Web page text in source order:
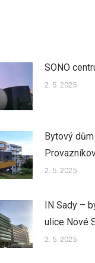
SONO
2. 5. 2025
Bytový
2. 5. 2025
IN Sady –
ulice Nové
2. 5. 2025